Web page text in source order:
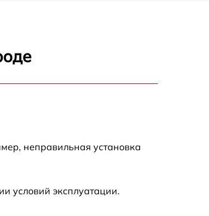
неправильная установка
условий эксплуатации.